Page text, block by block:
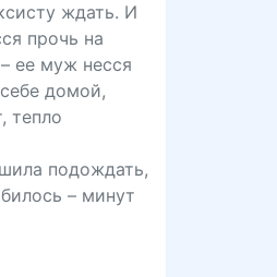
ждать. И
прочь на
ее муж несся
домой,
тепло
подождать,
– минут